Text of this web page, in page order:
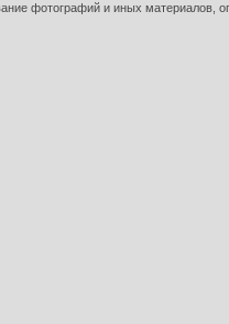
фотографий и иных материалов,